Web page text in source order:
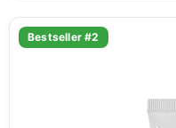
Bestseller #2